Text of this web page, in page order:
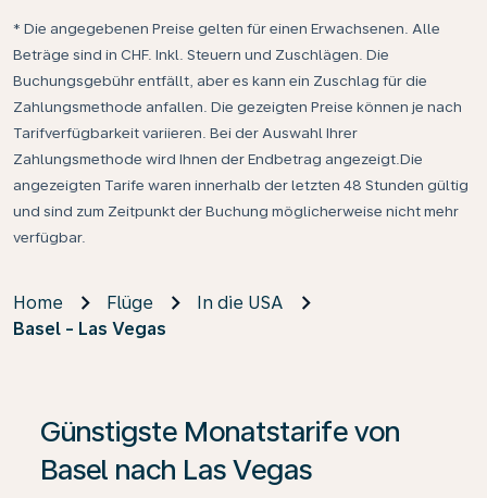
* Die angegebenen Preise gelten für einen Erwachsenen. Alle
Beträge sind in CHF. Inkl. Steuern und Zuschlägen. Die
Buchungsgebühr entfällt, aber es kann ein Zuschlag für die
Zahlungsmethode anfallen. Die gezeigten Preise können je nach
Tarifverfügbarkeit variieren. Bei der Auswahl Ihrer
Zahlungsmethode wird Ihnen der Endbetrag angezeigt.Die
angezeigten Tarife waren innerhalb der letzten 48 Stunden gültig
und sind zum Zeitpunkt der Buchung möglicherweise nicht mehr
verfügbar.
Home Flüge
In die USA
Basel - Las Vegas
Günstigste Monatstarife von
Basel nach Las Vegas